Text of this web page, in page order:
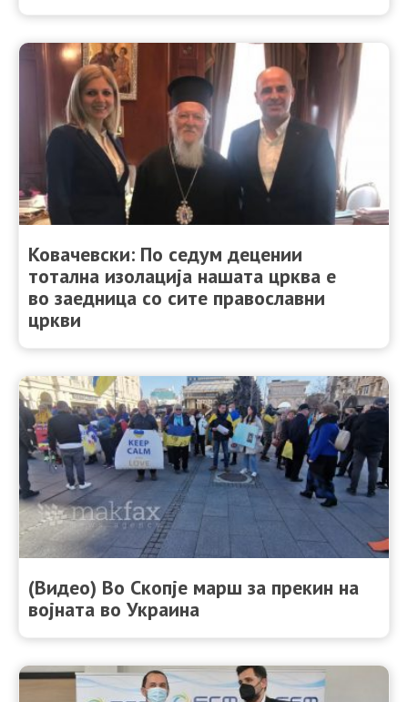
Ковачевски: По седум децении
тотална изолација нашата црква е
во заедница со сите православни
цркви
(Видео) Во Скопје марш за прекин на
војната во Украина